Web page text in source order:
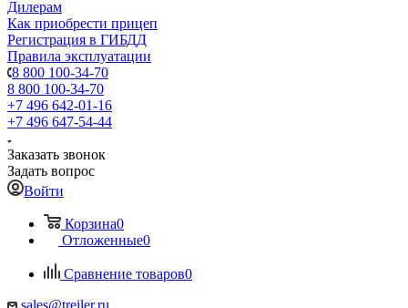
Дилерам
Как приобрести прицеп
Регистрация в ГИБДД
Правила эксплуатации
8 800 100-34-70
8 800 100-34-70
+7 496 642-01-16
+7 496 647-54-44
Заказать звонок
Задать вопрос
Войти
Корзина0
Отложенные0
Сравнение товаров0
sales@treiler.ru